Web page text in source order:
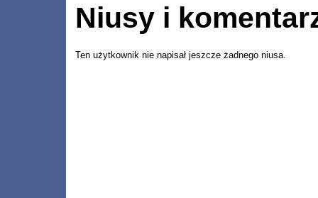
Niusy i
Ten użytkownik nie napisał jeszcze żadnego niusa.